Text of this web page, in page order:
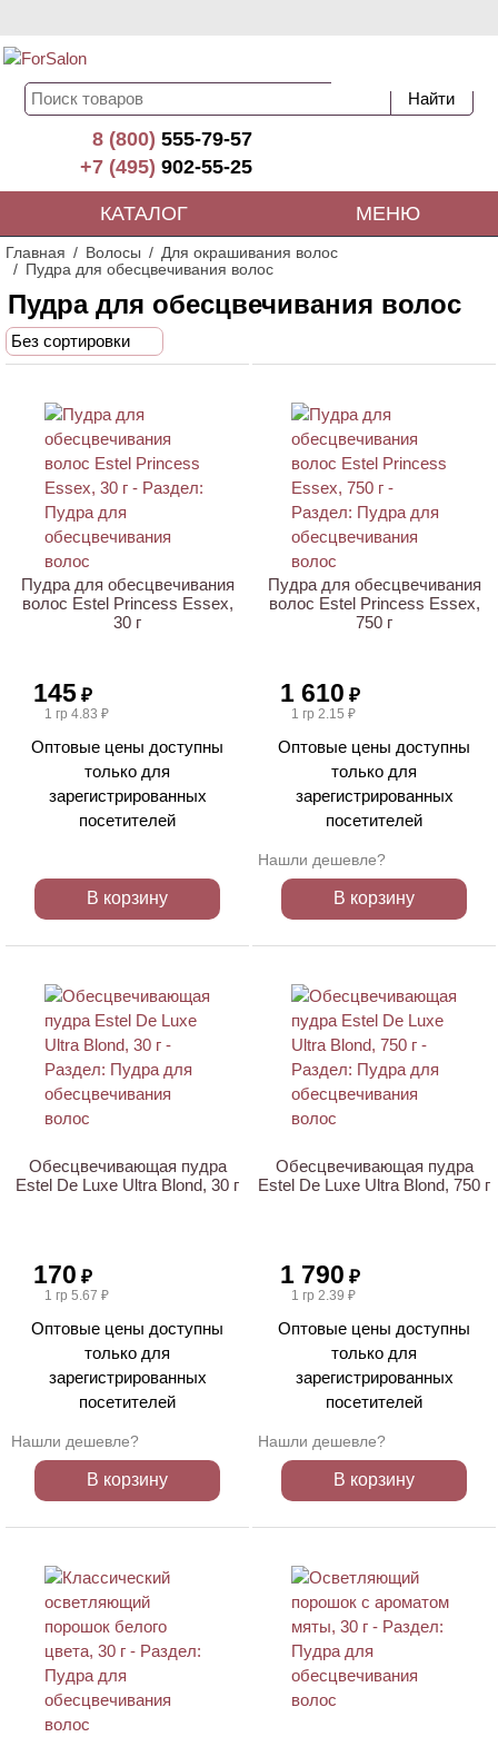
8 (800)555-79-57
+7 (495)902-55-25
КАТАЛОГ МЕНЮ
Главная Волосы
Для окрашивания волос
Пудра для обесцвечивания волос
Пудра для обесцвечивания волос
Без сортировки
Пудра для обесцвечивания
волос Estel Princess Essex,
30 г
145 ₽
1 гр 4.83 ₽
Оптовые цены доступны
только для
зарегистрированных
посетителей
В корзину
Пудра для обесцвечивания
волос Estel Princess Essex,
750 г
1 610 ₽
1 гр 2.15 ₽
Оптовые цены доступны
только для
зарегистрированных
посетителей
Нашли дешевле?
В корзину
Обесцвечивающая пудра
Estel De Luxe Ultra Blond, 30 г
170 ₽
1 гр 5.67 ₽
Оптовые цены доступны
только для
зарегистрированных
посетителей
Нашли дешевле?
В корзину
Обесцвечивающая пудра
Estel De Luxe Ultra Blond, 750 г
1 790 ₽
1 гр 2.39 ₽
Оптовые цены доступны
только для
зарегистрированных
посетителей
Нашли дешевле?
В корзину